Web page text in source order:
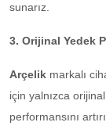
sunarız.
3. Orijinal Yedek
Arçelik markalı
için yalnızca
performansını